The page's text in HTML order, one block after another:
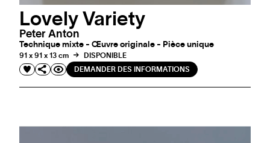
Lovely Variety
Peter Anton
Technique mixte - Œuvre originale - Pièce unique
91 x 91 x 13 cm
DISPONIBLE
DEMANDER DES INFORMATIONS